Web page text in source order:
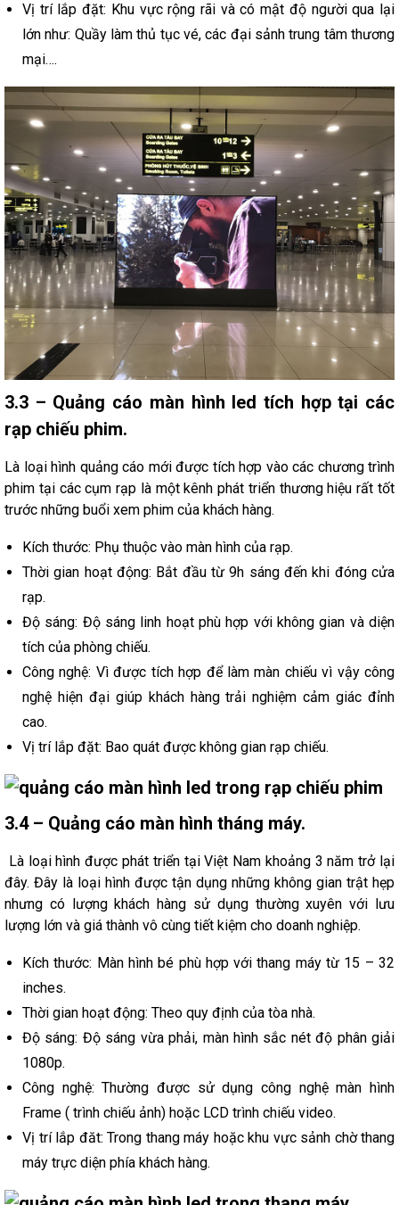
Vị trí lắp đặt: Khu vực rộng rãi và có mật độ người qua lại
lớn như: Quầy làm thủ tục vé, các đại sảnh trung tâm thương
mại….
3.3 – Quảng cáo màn hình led tích hợp tại các
rạp chiếu phim.
Là loại hình quảng cáo mới được tích hợp vào các chương trình
phim tại các cụm rạp là một kênh phát triển thương hiệu rất tốt
trước những buổi xem phim của khách hàng.
Kích thước: Phụ thuộc vào màn hình của rạp.
Thời gian hoạt động: Bắt đầu từ 9h sáng đến khi đóng cửa
rạp.
Độ sáng: Độ sáng linh hoạt phù hợp với không gian và diện
tích của phòng chiếu.
Công nghệ: Vì được tích hợp để làm màn chiếu vì vậy công
nghệ hiện đại giúp khách hàng trải nghiệm cảm giác đỉnh
cao.
Vị trí lắp đặt: Bao quát được không gian rạp chiếu.
3.4 – Quảng cáo màn hình tháng máy.
Là loại hình được phát triển tại Việt Nam khoảng 3 năm trở lại
đây. Đây là loại hình được tận dụng những không gian trật hẹp
nhưng có lượng khách hàng sử dụng thường xuyên với lưu
lượng lớn và giá thành vô cùng tiết kiệm cho doanh nghiệp.
Kích thước: Màn hình bé phù hợp với thang máy từ 15 – 32
inches.
Thời gian hoạt động: Theo quy định của tòa nhà.
Độ sáng: Độ sáng vừa phải, màn hình sắc nét độ phân giải
1080p.
Công nghệ: Thường được sử dụng công nghệ màn hình
Frame ( trình chiếu ảnh) hoặc LCD trình chiếu video.
Vị trí lắp đăt: Trong thang máy hoặc khu vực sảnh chờ thang
máy trực diện phía khách hàng.